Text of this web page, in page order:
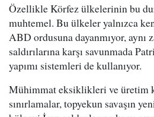
Özellikle Körfez ülkelerinin bu
muhtemel. Bu ülkeler yalnızca
ABD ordusuna dayanmıyor, aynı
saldırılarına karşı savunmada
yapımı sistemleri de kullanıyor.
Mühimmat eksiklikleri ve üretim
sınırlamalar, topyekun savaşın